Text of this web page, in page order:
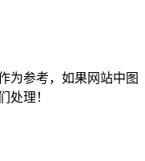
为参考，如果网站中图
处理！